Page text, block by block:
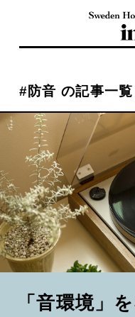
#防音 の記事一覧
「音環境」